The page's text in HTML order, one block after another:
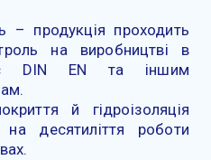
– продукція проходить
на виробництві в
DIN EN та іншим
й гідроізоляція
на десятиліття роботи